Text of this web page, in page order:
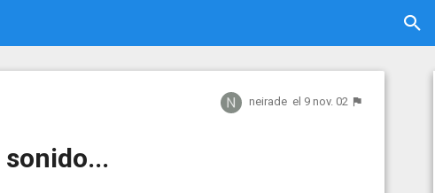
neirade el 9 nov. 02
sonido...